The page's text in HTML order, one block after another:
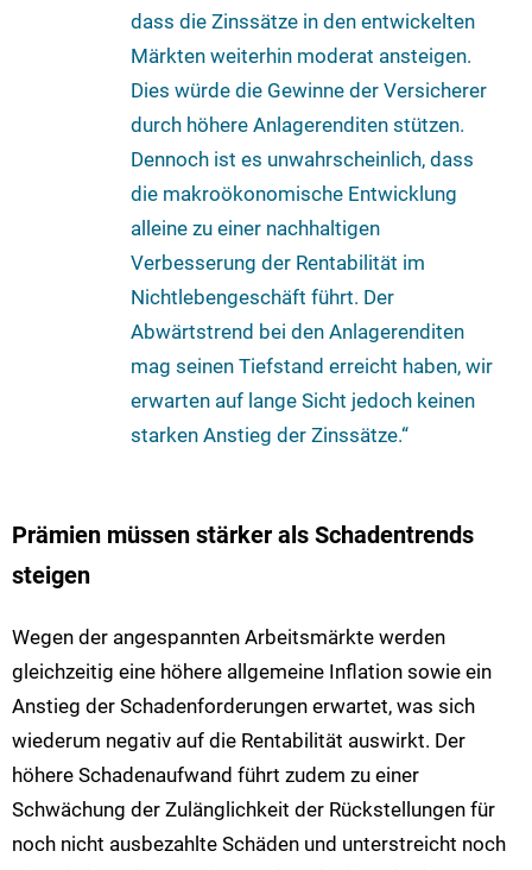
dass die Zinssätze in den entwickelten
Märkten weiterhin moderat ansteigen.
Dies würde die Gewinne der Versicherer
durch höhere Anlagerenditen stützen.
Dennoch ist es unwahrscheinlich, dass
die makroökonomische Entwicklung
alleine zu einer nachhaltigen
Verbesserung der Rentabilität im
Nichtlebengeschäft führt. Der
Abwärtstrend bei den Anlagerenditen
mag seinen Tiefstand erreicht haben, wir
erwarten auf lange Sicht jedoch keinen
starken Anstieg der Zinssätze.“
Prämien müssen stärker als Schadentrends
steigen
Wegen der angespannten Arbeitsmärkte werden
gleichzeitig eine höhere allgemeine Inflation sowie ein
Anstieg der Schadenforderungen erwartet, was sich
wiederum negativ auf die Rentabilität auswirkt. Der
höhere Schadenaufwand führt zudem zu einer
Schwächung der Zulänglichkeit der Rückstellungen für
noch nicht ausbezahlte Schäden und unterstreicht noch